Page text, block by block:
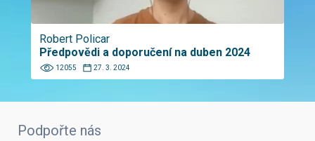
Robert Policar
Předpovědi a doporučení na duben 2024
12055 27. 3. 2024
Podpořte nás